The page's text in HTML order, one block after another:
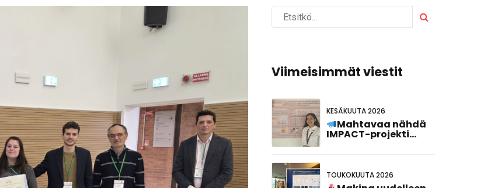
Viimeisimmät viestit
KESÄKUUTA 2026
Mahtavaa nähdä
IMPACT-projekti
TOUKOKUUTA 2026